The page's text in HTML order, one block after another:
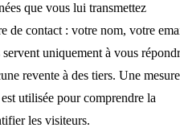
que vous lui transmettez
de contact : votre nom, votre
uniquement à vous
revente à des tiers. Une mesure
utilisée pour comprendre la
les visiteurs.